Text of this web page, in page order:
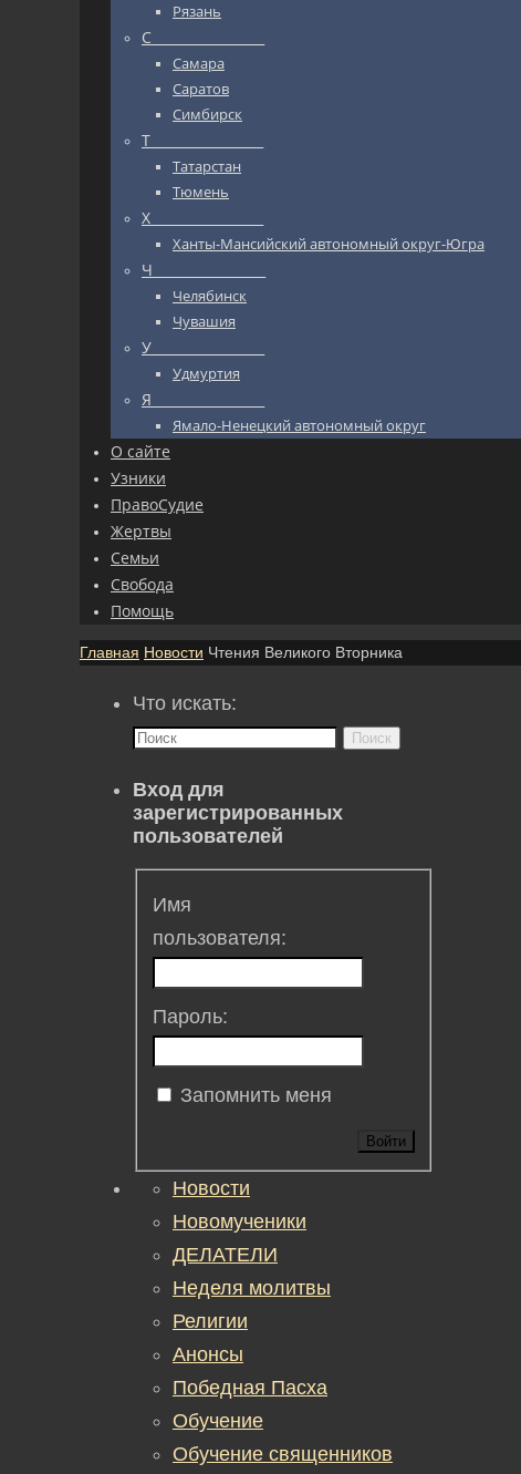
Рязань
С_________________
Самара
Саратов
Симбирск
Т_________________
Татарстан
Тюмень
Х_________________
Ханты-Мансийский автономный округ-Югра
Ч_________________
Челябинск
Чувашия
У_________________
Удмуртия
Я_________________
Ямало-Ненецкий автономный округ
О сайте
Узники
ПравоСудие
Жертвы
Семьи
Свобода
Помощь
Главная Новости Чтения Великого Вторника
Что искать:
Поиск
Вход для
зарегистрированных
пользователей
Имя
пользователя:
Пароль:
Запомнить меня
Войти
Новости
Новомученики
ДЕЛАТЕЛИ
Неделя молитвы
Религии
Анонсы
Победная Пасха
Обучение
Обучение священников